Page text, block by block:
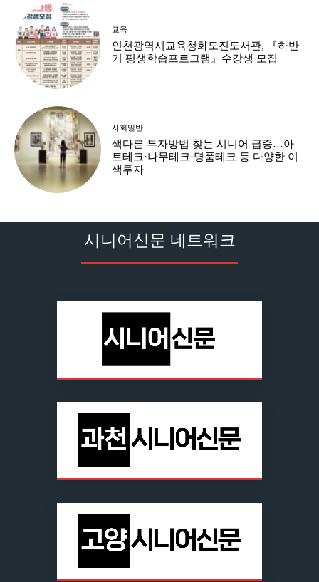
교육
인천광역시교육청화도진도서관, 『하반
기 평생학습프로그램』수강생 모집
사회일반
색다른 투자방법 찾는 시니어 급증…아
트테크·나무테크·명품테크 등 다양한 이
색투자
시니어신문 네트워크